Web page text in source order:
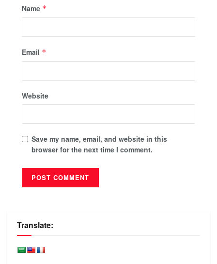
Name *
Email *
Website
Save my name, email, and website in this
browser for the next time I comment.
Translate: